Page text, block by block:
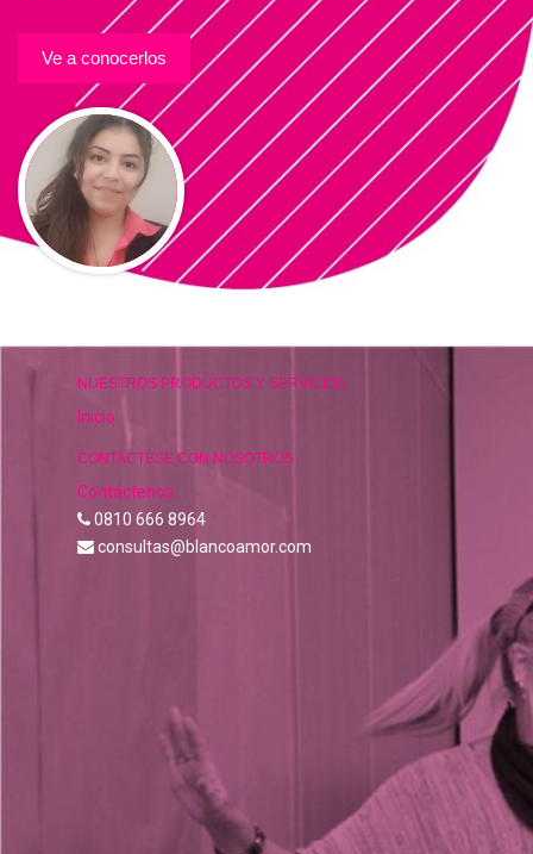
Ve a conocerlos
NUESTROS PRODUCTOS Y SERVICIOS
Inicio
CONTACTESE CON NOSOTROS
Contáctenos
0810 666 8964
consultas@blancoamor.com